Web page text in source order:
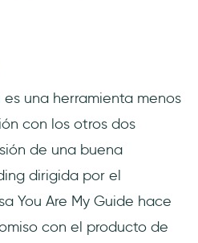
una herramienta menos
con los otros dos
de una buena
dirigida por el
You Are My Guide hace
con el producto de